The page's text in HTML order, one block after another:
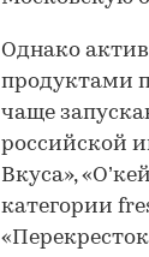
Однако
продуктами
чаще
российской
Вкуса»,
категории